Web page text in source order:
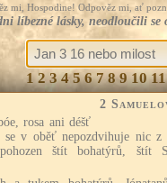
mi, Hospodine! Odpověz mi, ať
líbezné lásky, neodloučili
1 2 3 4 5 6 7 8 9 10 11
2
rosa ani déšť
v oběť nepozdvihuje nic z
štít bohatýrů, štít